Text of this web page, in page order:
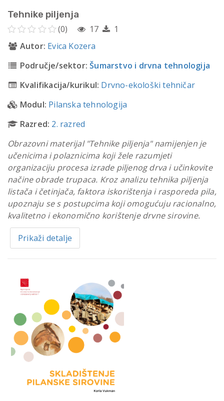
Tehnike piljenja
(0) 17
1
Autor: Evica Kozera
Područje/sektor: Šumarstvo i drvna tehnologija
Kvalifikacija/kurikul: Drvno-ekološki tehničar
Modul: Pilanska tehnologija
Razred: 2. razred
Obrazovni materijal "Tehnike piljenja" namijenjen je
učenicima i polaznicima koji žele razumjeti
organizaciju procesa izrade piljenog drva i učinkovite
načine obrade trupaca. Kroz analizu tehnika piljenja
listača i četinjača, faktora iskorištenja i rasporeda pila,
upoznaju se s postupcima koji omogućuju racionalno,
kvalitetno i ekonomično korištenje drvne sirovine.
Prikaži detalje